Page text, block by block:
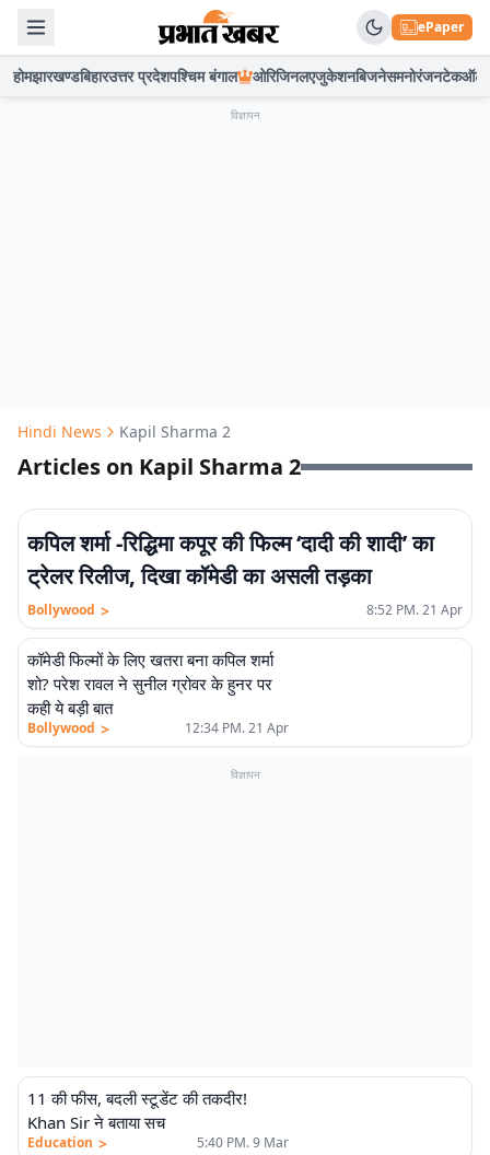
ePaper
होमझारखण्डबिहारउत्तर प्रदेशपश्चिम बंगाल ओरिजिनलएजुकेशनबिजनेसमनोरंजनटेकऑटो
विज्ञापन
Hindi News Kapil Sharma 2
Articles on Kapil Sharma 2
कपिल शर्मा -रिद्धिमा कपूर की फिल्म ‘दादी की शादी’ का
ट्रेलर रिलीज, दिखा कॉमेडी का असली तड़का
Bollywood > 8:52 PM. 21 Apr
कॉमेडी फिल्मों के लिए खतरा बना कपिल शर्मा
शो? परेश रावल ने सुनील ग्रोवर के हुनर पर
कही ये बड़ी बात
Bollywood > 12:34 PM. 21 Apr
विज्ञापन
11 की फीस, बदली स्टूडेंट की तकदीर!
Khan Sir ने बताया सच
Education > 5:40 PM. 9 Mar